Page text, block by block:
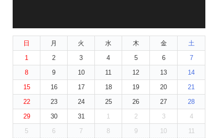
日 月 火 水 木 金
土
1
2 3 4 5 6
7
8
9 10 11 12 13
14
15
16 17 18 19 20
21
22
23 24 25 26 27
28
29
30 31 1 2 3
4
5
6 7 8 9 10 11